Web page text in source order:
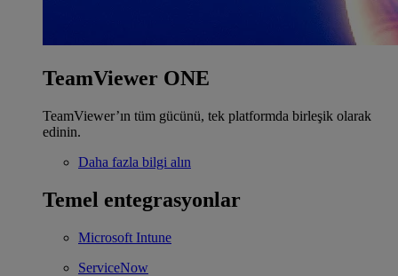
TeamViewer ONE
TeamViewer’ın tüm gücünü, tek platformda birleşik olarak
edinin.
Daha fazla bilgi alın
Temel entegrasyonlar
Microsoft Intune
ServiceNow